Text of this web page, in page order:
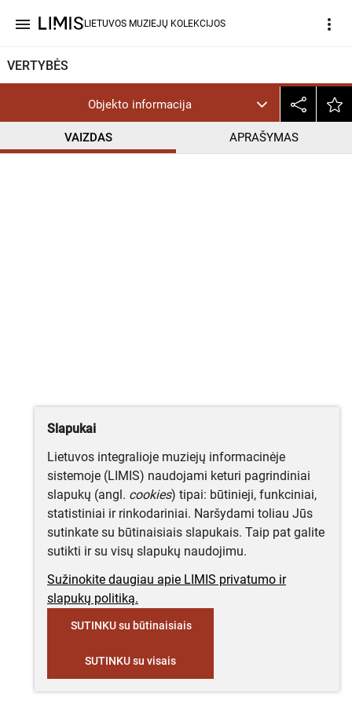
menu LIETUVOS MUZIEJŲ KOLEKCIJOS more_vert
VERTYBĖS
Objekto informacija
VAIZDAS APRAŠYMAS
help_outline
Slapukai
Lietuvos integralioje muziejų informacinėje
sistemoje (LIMIS) naudojami keturi pagrindiniai
slapukų (angl. cookies) tipai: būtinieji, funkciniai,
statistiniai ir rinkodariniai. Naršydami toliau Jūs
sutinkate su būtinaisiais slapukais. Taip pat galite
sutikti ir su visų slapukų naudojimu.
Sužinokite daugiau apie LIMIS privatumo ir
slapukų politiką.
SUTINKU su būtinaisiais
SUTINKU su visais